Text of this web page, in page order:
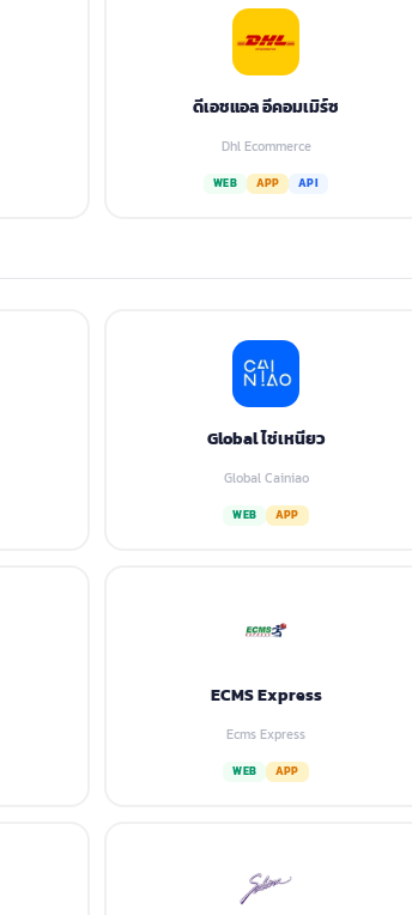
ดีเอชแอล อีคอมเมิร์ซ
Dhl Ecommerce
WEB APP API
Global ไช่เหนียว
Global Cainiao
WEB APP
ECMS Express
Ecms Express
WEB APP